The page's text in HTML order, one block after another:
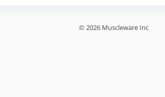
© 2026 Muscleware Inc